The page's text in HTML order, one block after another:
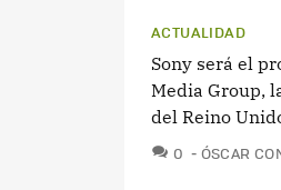
ACTUALIDAD
Sony será el
Media Group,
del Reino
0
ÓSCAR